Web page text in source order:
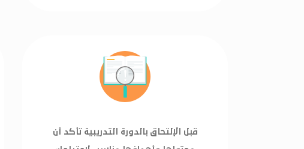
قبل الإلتحاق بالدورة التدريبية تأكد أن